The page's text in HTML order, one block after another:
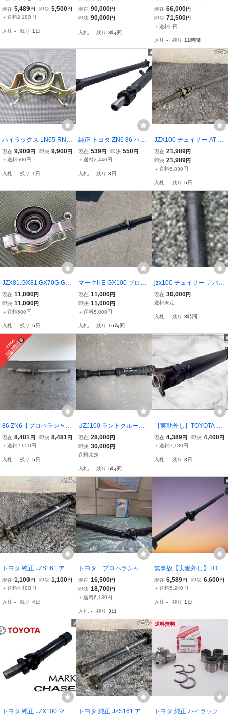
トヨタ 純正 JZS171 クラ
ウン 1JZ-GTE ターボ プ
1本 全長：約69cm PJ40
現在 5,489円 即決 5,500円
＋送料2,180円
入札 - 残り 1日
54用 プロペラシャフト マ
ークⅡ/ヴェロッサ/ クラ
ZS171 IR-V アスリートV
現在 90,000円
即決 90,000円
入札 - 残り 3時間
フト サクシード UB-NCP
55V リアプロペラシャフ
ト 37100-52060 [ZNo:28
現在 66,000円
即決 71,500円
＋送料0円
入札 - 残り 11時間
ハイラックス LN65 RN65
4WD用 センターベアリン
グ ブリハイ プロペラシャ
現在 9,900円 即決 9,900円
＋送料600円
入札 - 残り 1日
純正 トヨタ ZN6 86 ハチ
ロク FA20 AT オートマ プ
ロペラシャフト 1軸 2軸
現在 539円 即決 550円
＋送料2,440円
入札 - 残り 3日
JZX100 チェイサー AT タ
ーボ 純正 ノーマル プロ
ペラシャフト ペラシャ 1
軸 2軸 1JZ-GTE / 2T6-450
現在 21,989円
即決 21,989円
＋送料6,830円
入札 - 残り 5日
JZX81.GX81.GX70G.GZ1
0.GX71等用 センター
ベアリング
現在 11,000円
即決 11,000円
＋送料600円
入札 - 残り 5日
マークII E-GX100 プロペ
ラシャフト Fプロペラシ
ャフト 4ドアハードトッ
プ 1G-FE A42DEA03A
現在 11,000円
即決 11,000円
＋送料5,000円
入札 - 残り 16時間
jzx100 チェイサー アバン
テ2.5 4ATプロペラシャフ
ト 1jz-ge
現在 30,000円
送料未定
入札 - 残り 3時間
86 ZN6【プロペラシャフ
ト】SU003-00658 H27ト
ヨタ HCR017
現在 8,481 円 即決 8,481 円
＋送料2,650円
入札 - 残り 5日
UZJ100 ランドクルーザ
ー ランクル100 純正 フロ
ント プロペラシャフト AT
72403
現在 28,000円
即決 30,000円
送料未定
入札 - 残り 5時間
【実動外し】TOYOTA ト
ヨタ純正 SXE10 アルテッ
ツァ 3S-GE 6MT プロペ
現在 4,389円 即決 4,400円
＋送料2,180円
入札 - 残り 3日
トヨタ 純正 JZS161 アリ
スト プロペラシャフト ペ
ラシャ 2JZ-GTE ジャンク
現在 1,100円 即決 1,100円
＋送料4,480円
入札 - 残り 4日
トヨタ プロペラシャフ
ト クラウン E-GS120
GS120 ＃hyj NSP2
98312
現在 16,500円
即決 18,700円
＋送料6,130円
入札 - 残り 3日
無事故【実働外し】TOY
OTA トヨタ 純正 UZS186
18 クラウン マジェスタ C
シャフト PS84 全長約15
現在 6,589円 即決 6,600円
＋送料5,240円
入札 - 残り 1日
トヨタ 純正 JZX100 マー
トヨタ 純正 JZS161 アリ
送料無料
トヨタ 純正 ハイラックス